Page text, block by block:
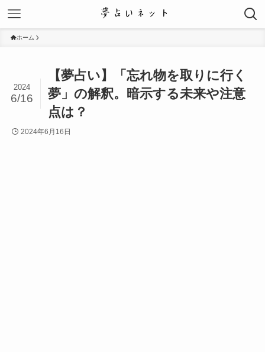
ホーム
【夢占い】「忘れ物を取りに行く
夢」の解釈。暗示する未来や注意
点は？
2024
6/16
2024年6月16日